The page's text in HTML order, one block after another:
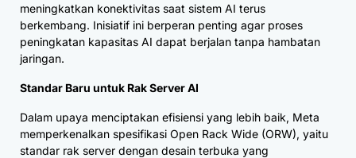
meningkatkan konektivitas saat sistem AI terus
berkembang. Inisiatif ini berperan penting agar proses
peningkatan kapasitas AI dapat berjalan tanpa hambatan
jaringan.
Standar Baru untuk Rak Server AI
Dalam upaya menciptakan efisiensi yang lebih baik, Meta
memperkenalkan spesifikasi Open Rack Wide (ORW), yaitu
standar rak server dengan desain terbuka yang